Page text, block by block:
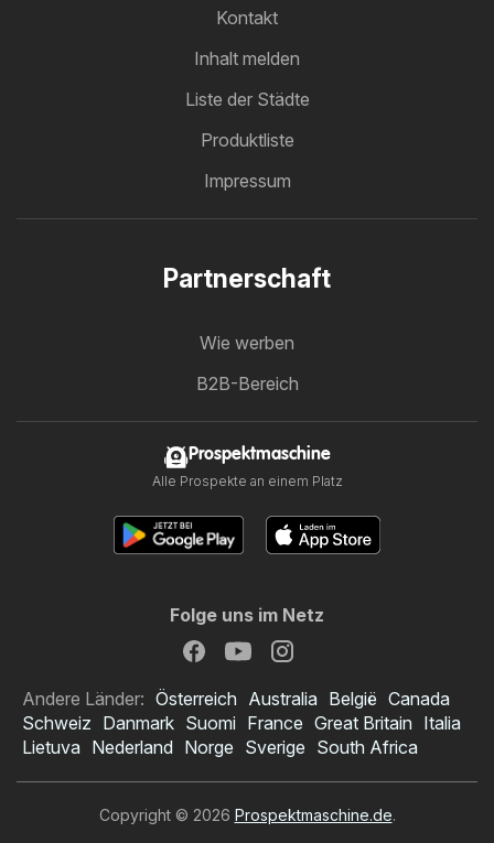
Kontakt
Inhalt melden
Liste der Städte
Produktliste
Impressum
Partnerschaft
Wie werben
B2B-Bereich
Prospektmaschine
Alle Prospekte an einem Platz
Folge uns im Netz
Andere Länder: Österreich Australia België Canada
Schweiz Danmark Suomi France Great Britain Italia
Lietuva Nederland Norge Sverige South Africa
Copyright © 2026 Prospektmaschine.de.